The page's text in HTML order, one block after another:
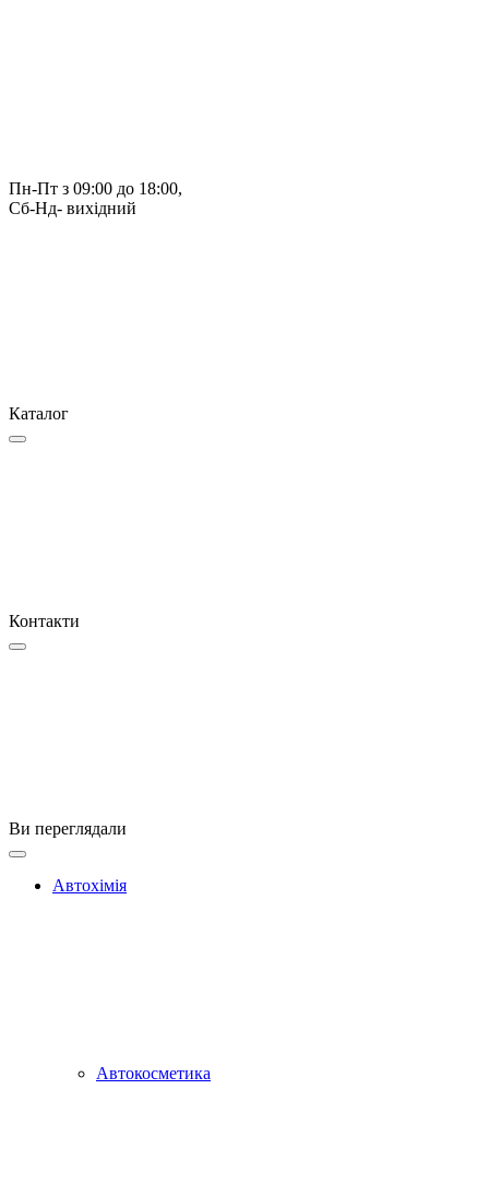
Пн-Пт з 09:00 до 18:00,
Сб-Нд- вихідний
Каталог
Контакти
Ви переглядали
Автохімія
Автокосметика